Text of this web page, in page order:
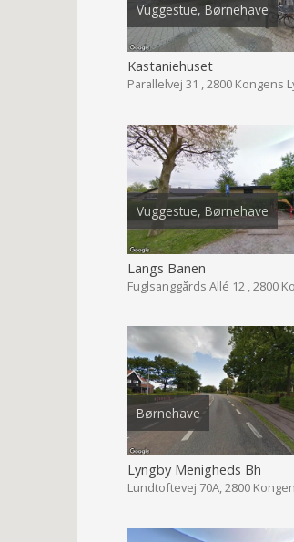
Vuggestue, Børnehave
Kastaniehuset
Vuggestue, Børnehave
Langs Banen
Børnehave
Lyngby Menigheds Bh